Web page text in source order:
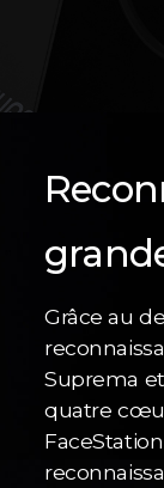
Grâce au
Suprema
quatre